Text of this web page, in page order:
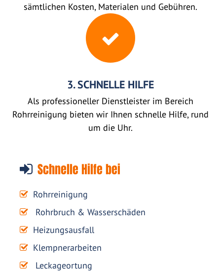
sämtlichen Kosten, Materialen und Gebühren.
3. SCHNELLE HILFE
Als professioneller Dienstleister im Bereich
Rohrreinigung bieten wir Ihnen schnelle Hilfe, rund
um die Uhr.
Schnelle Hilfe bei
Rohrreinigung
Rohrbruch & Wasserschäden
Heizungsausfall
Klempnerarbeiten
Leckageortung